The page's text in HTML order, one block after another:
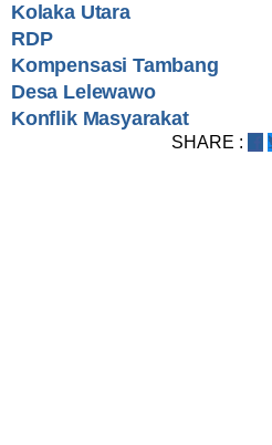
Kolaka Utara
RDP
Kompensasi Tambang
Desa Lelewawo
Konflik Masyarakat
SHARE :